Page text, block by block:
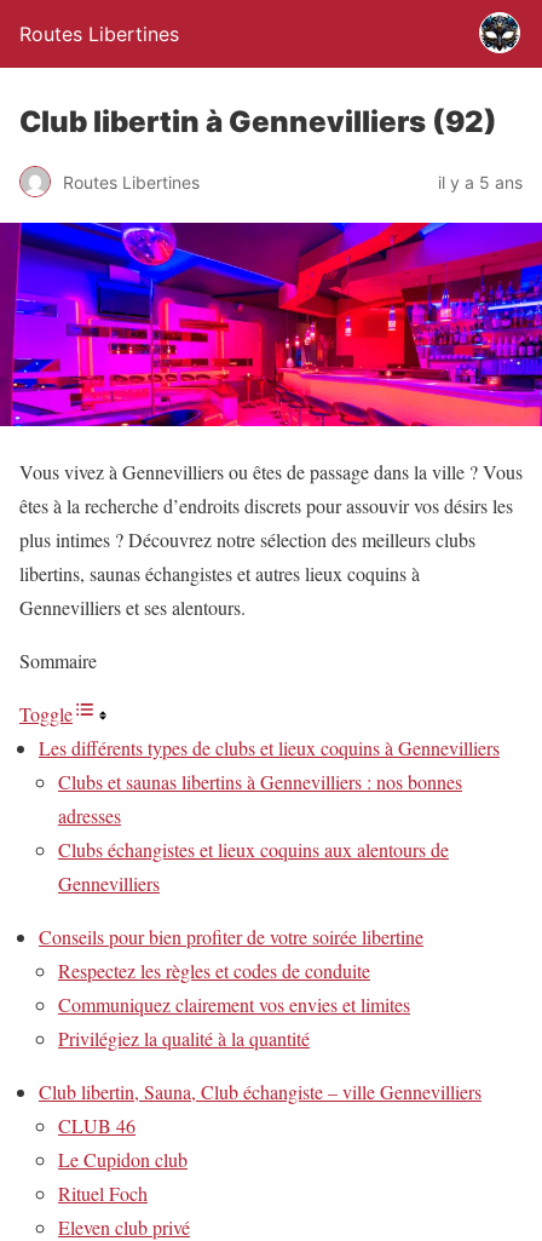
Routes Libertines
Club libertin à Gennevilliers (92)
Routes Libertines il y a 5 ans
Vous vivez à Gennevilliers ou êtes de passage dans la ville ? Vous
êtes à la recherche d’endroits discrets pour assouvir vos désirs les
plus intimes ? Découvrez notre sélection des meilleurs clubs
libertins, saunas échangistes et autres lieux coquins à
Gennevilliers et ses alentours.
Sommaire
Toggle
Les différents types de clubs et lieux coquins à Gennevilliers
Clubs et saunas libertins à Gennevilliers : nos bonnes
adresses
Clubs échangistes et lieux coquins aux alentours de
Gennevilliers
Conseils pour bien profiter de votre soirée libertine
Respectez les règles et codes de conduite
Communiquez clairement vos envies et limites
Privilégiez la qualité à la quantité
Club libertin, Sauna, Club échangiste – ville Gennevilliers
CLUB 46
Le Cupidon club
Rituel Foch
Eleven club privé